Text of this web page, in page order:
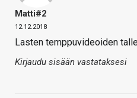
Matti#2
12.12.2018
Lasten temppuvideoiden
Kirjaudu sisään vastataksesi